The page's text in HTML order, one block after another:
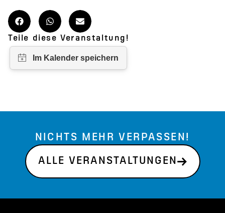
Teile diese Veranstaltung!
NICHTS MEHR VERPASSEN!
ALLE VERANSTALTUNGEN